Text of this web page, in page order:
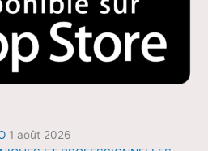
1 août 2026